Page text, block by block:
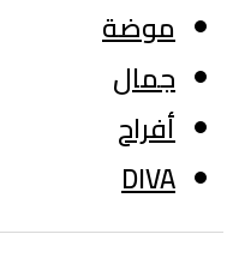
موضة
جمال
أفراح
DIVA